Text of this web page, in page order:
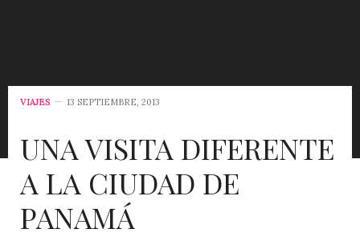
VIAJES 13 SEPTIEMBRE, 2013
UNA VISITA DIFERENTE
A LA CIUDAD DE
PANAMÁ